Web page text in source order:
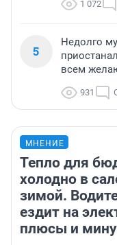
1 072
5
Недолго
всем
931
МНЕНИЕ
Тепло для
холодно в
зимой.
ездит на
плюсы и